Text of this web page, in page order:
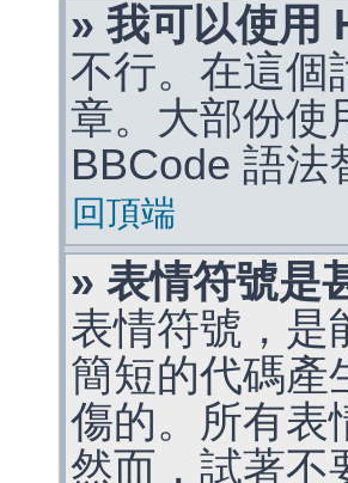
» 我可以使用
不行。在這個
章。大部份使
BBCode 語法
回頂端
» 表情符號是
表情符號，是
簡短的代碼產
傷的。所有表
然而，試著不